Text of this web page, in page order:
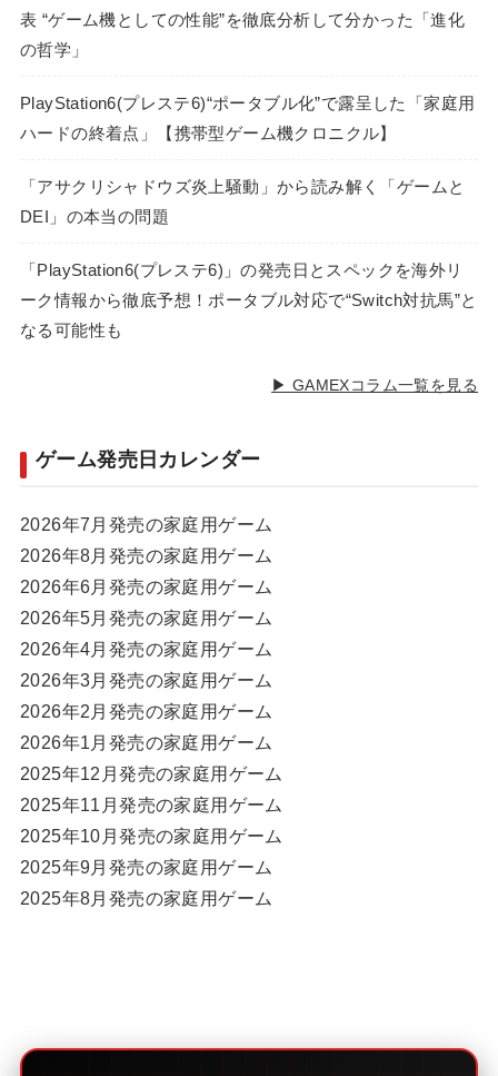
表 “ゲーム機としての性能”を徹底分析して分かった「進化
の哲学」
PlayStation6(プレステ6)“ポータブル化”で露呈した「家庭用
ハードの終着点」【携帯型ゲーム機クロニクル】
「アサクリシャドウズ炎上騒動」から読み解く「ゲームと
DEI」の本当の問題
「PlayStation6(プレステ6)」の発売日とスペックを海外リ
ーク情報から徹底予想！ポータブル対応で“Switch対抗馬”と
なる可能性も
▶ GAMEXコラム一覧を見る
ゲーム発売日カレンダー
2026年7月発売の家庭用ゲーム
2026年8月発売の家庭用ゲーム
2026年6月発売の家庭用ゲーム
2026年5月発売の家庭用ゲーム
2026年4月発売の家庭用ゲーム
2026年3月発売の家庭用ゲーム
2026年2月発売の家庭用ゲーム
2026年1月発売の家庭用ゲーム
2025年12月発売の家庭用ゲーム
2025年11月発売の家庭用ゲーム
2025年10月発売の家庭用ゲーム
2025年9月発売の家庭用ゲーム
2025年8月発売の家庭用ゲーム